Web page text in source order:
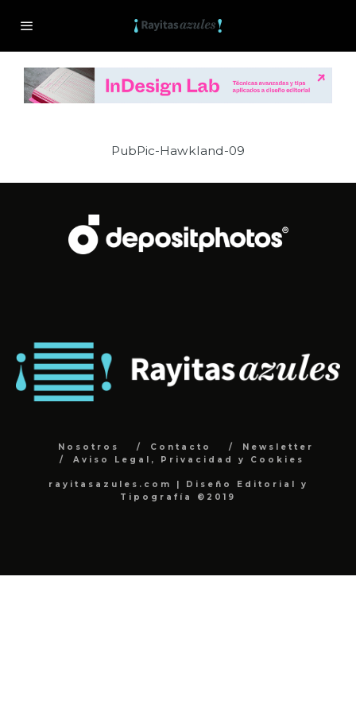
PubPic-Hawkland-09
Nosotros Contacto
Newsletter
Aviso Legal, Privacidad y Cookies
rayitasazules.com | Diseño Editorial y
Tipografía ©2019